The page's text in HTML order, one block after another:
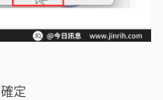
定